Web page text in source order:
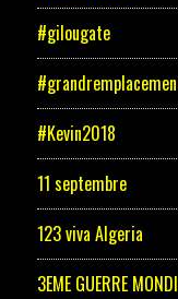
#gilougate
#Kevin2018
11 septembre
123 viva Algeria
3EME GUERRE